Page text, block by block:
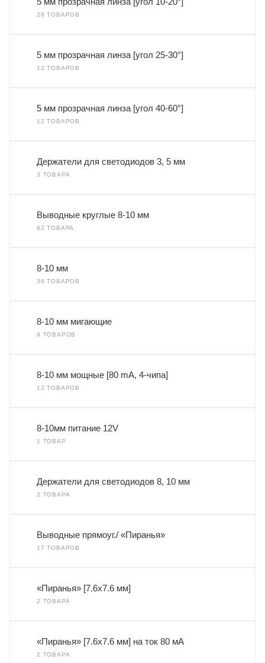
28 ТОВАРОВ
5 мм прозрачная линза [угол 25-30°]
12 ТОВАРОВ
5 мм прозрачная линза [угол 40-60°]
12 ТОВАРОВ
Держатели для светодиодов 3, 5 мм
3 ТОВАРА
Выводные круглые 8-10 мм
62 ТОВАРА
8-10 мм
38 ТОВАРОВ
8-10 мм мигающие
9 ТОВАРОВ
8-10 мм мощные [80 mA, 4-чипа]
12 ТОВАРОВ
8-10мм питание 12V
1 ТОВАР
Держатели для светодиодов 8, 10 мм
2 ТОВАРА
Выводные прямоуг./ «Пиранья»
17 ТОВАРОВ
«Пиранья» [7.6x7.6 мм]
2 ТОВАРА
«Пиранья» [7.6x7.6 мм] на ток 80 мА
2 ТОВАРА